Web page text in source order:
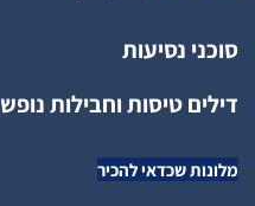
סוכני נסיעות
דילים טיסות וחבילות נופש
מלונות שכדאי להכיר